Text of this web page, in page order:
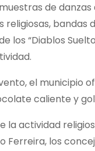
de danzas
religiosas, bandas
los “Diablos
el municipio
caliente y
la actividad
Ferreira, los